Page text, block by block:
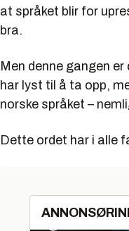
at språket blir for
bra.
Men denne gangen
har lyst til å ta opp,
norske språket –
Dette ordet har i alle